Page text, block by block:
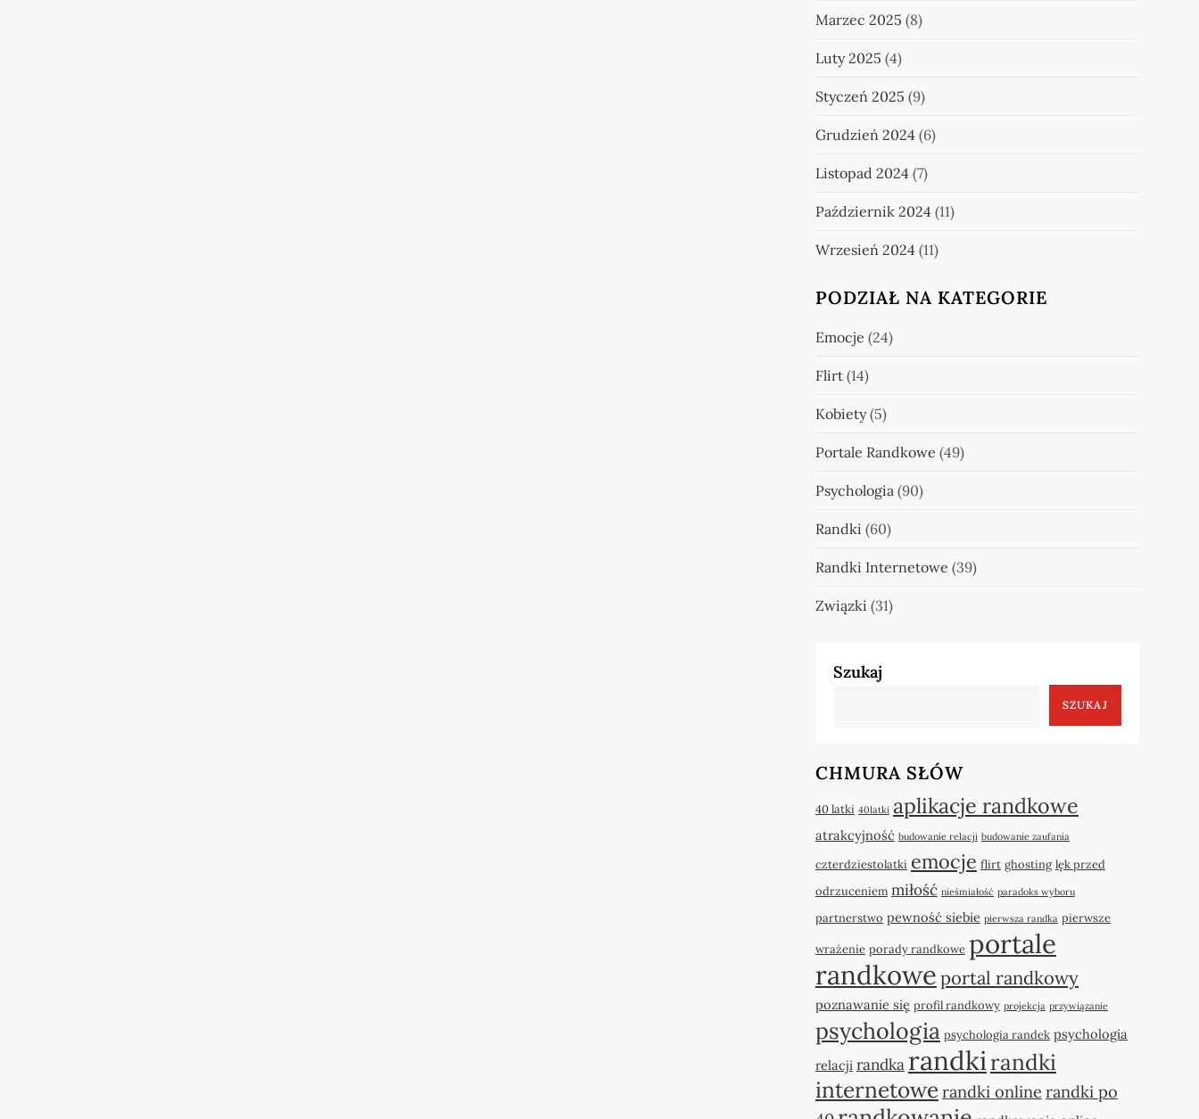
Marzec 2025 (8)
Luty 2025 (4)
Styczeń 2025 (9)
Grudzień 2024(6)
Listopad 2024(7)
Październik 2024(11)
Wrzesień 2024(11)
PODZIAŁ NA KATEGORIE
Emocje (24)
Flirt(14)
Kobiety(5)
Portale Randkowe (49)
Psychologia(90)
Randki (60)
Randki Internetowe (39)
Związki (31)
Szukaj
SZUKAJ
CHMURA SŁÓW
40 latki 40latki aplikacje randkowe
atrakcyjność budowanie relacji budowanie zaufania
czterdziestolatki emocje flirt ghosting lęk przed
odrzuceniem miłość nieśmiałość paradoks wyboru
partnerstwo pewność siebie pierwsza randka pierwsze
wrażenie porady randkowe portale
randkoweportal randkowy
poznawanie się profil randkowy projekcja przywiązanie
psychologia psychologia randek psychologia
relacji randka randkirandki
internetowe randki online randki po